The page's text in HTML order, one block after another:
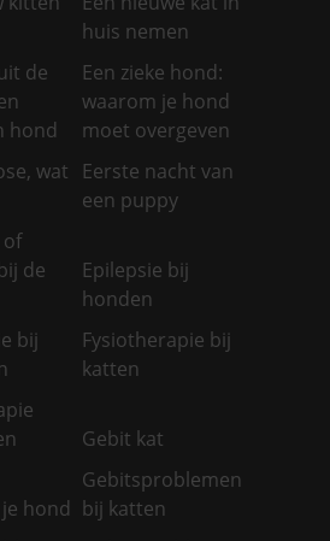
huis nemen
de
hond
Een zieke hond:
waarom je hond
moet overgeven
wat
Eerste nacht van
een puppy
of
de
Epilepsie bij
honden
bij
Fysiotherapie bij
katten
Gebit kat
hond
Gebitsproblemen
bij katten